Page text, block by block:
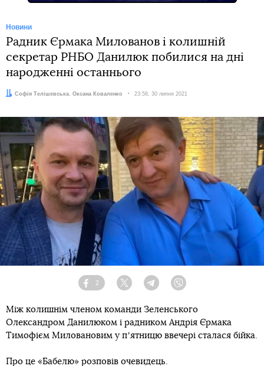
Новини
Радник Єрмака Милованов і колишній
секретар РНБО Данилюк побилися на дні
народженні останнього
Автори:
Софія Телішевська Оксана Коваленко Дата:
23:58, 30 липня 2021
Facebook
2
Twitter TelegramViber
Між колишнім членом команди Зеленського
Олександром Данилюком і радником Андрія Єрмака
Тимофієм Миловановим у пʼятницю ввечері сталася бійка.
Про це «Бабелю» розповів очевидець.